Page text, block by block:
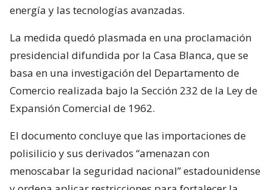
energía y las tecnologías avanzadas.
La medida quedó plasmada en una proclamación
presidencial difundida por la Casa Blanca, que se
basa en una investigación del Departamento de
Comercio realizada bajo la Sección 232 de la Ley de
Expansión Comercial de 1962.
El documento concluye que las importaciones de
polisilicio y sus derivados “amenazan con
menoscabar la seguridad nacional” estadounidense